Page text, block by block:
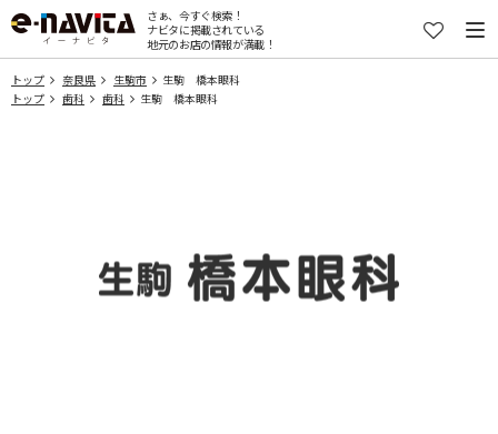
さぁ、今すぐ検索！
ナビタに掲載されている
地元のお店の情報が満載！
トップ 奈良県 生駒市
生駒 橋本眼科
トップ
歯科 歯科 生駒 橋本眼科